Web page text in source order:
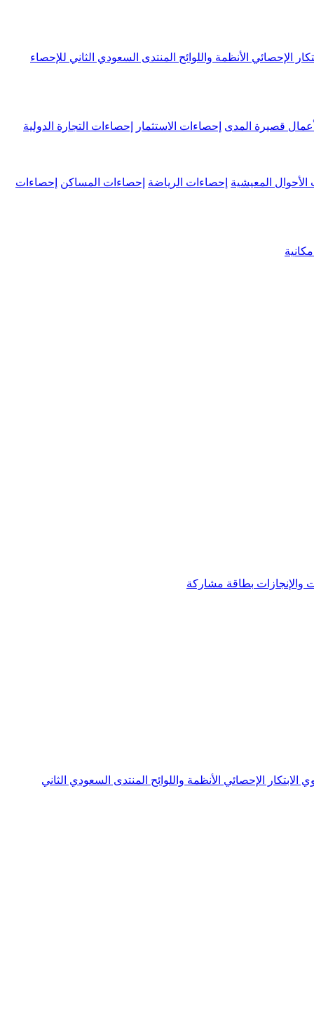
الإحصائي الأنظمة واللوائح المنتدى السعودي الثاني للإحصاء
قصيرة المدى إحصاءات الاستثمار إحصاءات التجارة الدولية
الأحوال المعيشية إحصاءات الرياضة إحصاءات المساكن إحصاءات
والإنجازات بطاقة مشاركة
الابتكار الإحصائي الأنظمة واللوائح المنتدى السعودي الثاني